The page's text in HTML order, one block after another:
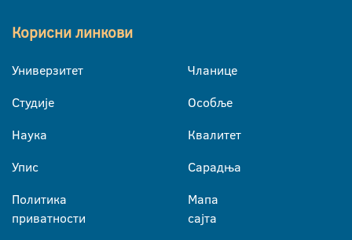
Корисни линкови
Универзитет
Студије
Наука
Упис
Политика
приватности
Чланице
Особље
Квалитет
Сарадња
Мапа
сајта